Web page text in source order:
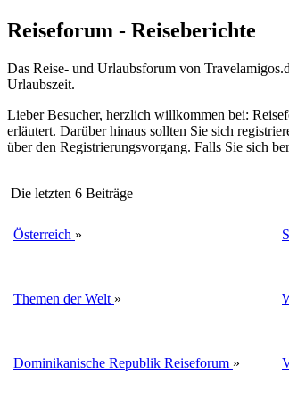
Reiseforum - Reiseberichte
Das Reise- und Urlaubsforum von
Urlaubszeit.
Lieber Besucher, herzlich willkommen bei:
erläutert. Darüber hinaus sollten Sie sich
über den Registrierungsvorgang. Falls Sie sich
Die letzten 6 Beiträge
Österreich »
Themen der Welt »
Dominikanische Republik Reiseforum »